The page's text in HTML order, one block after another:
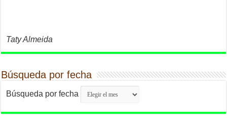
Taty Almeida
Búsqueda por fecha
Búsqueda por fecha